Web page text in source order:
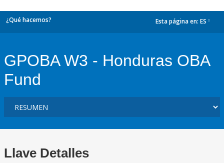
¿Qué hacemos? Esta página en: ES
GPOBA W3 - Honduras OBA
Fund
Llave Detalles